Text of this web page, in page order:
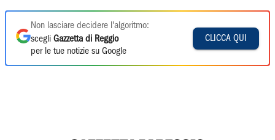
Non lasciare decidere l'algoritmo:
scegli Gazzetta di Reggio
per le tue notizie su Google
CLICCA QUI